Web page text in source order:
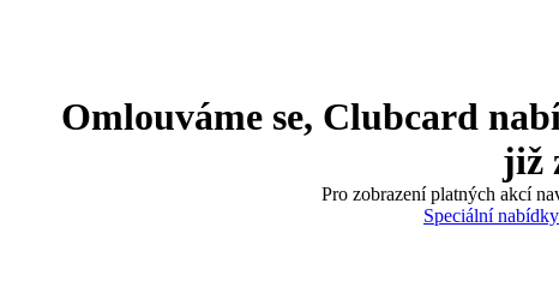
Omlouváme se, Clubcard
již
Pro zobrazení platných akcí
Speciální nabídky